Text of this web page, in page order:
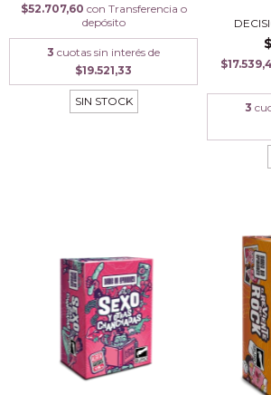
$52.707,60 con Transferencia o
depósito
3 cuotas sin interés de
$19.521,33
SIN STOCK 3